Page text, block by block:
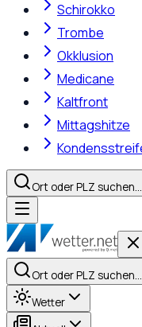
Schirokko
Trombe
Okklusion
Medicane
Kaltfront
Mittagshitze
Ort oder PLZ suchen…
Ort oder PLZ suchen…
Wetter